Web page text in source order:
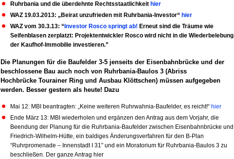
Ruhrbania und die überdehnte Rechtsstaatlichkeit hier
WAZ 19.03.2013: „Beirat unzufrieden mit Ruhrbania-Investor“ hier
WAZ vom 30.3.13: “ Investor Rosco springt ab! Erneut sind die Träume wie
Seifenblasen zerplatzt: Projektentwickler Rosco wird nicht in die Wiederbelebung
der Kaufhof-Immobilie investieren.”
Die Planungen für die Baufelder 3-5 jenseits der Eisenbahnbrücke und der
beschlossene Bau auch noch von Ruhrbania-Baulos 3 (Abriss
Hochbrücke Tourainer Ring und Ausbau Klöttschen) müssen aufgegeben
werden. Besser gestern als heute! Dazu
Mai 12: MBI beantragten: „Keine weiteren Ruhrwahnia-Baufelder, es reicht!“ hier
Ende März 13: MBI wiederholen und ergänzen den Antrag aus dem Vorjahr, die
Beendung der Planung für die Ruhrbania-Baufelder zwischen Eisenbahnbrücke und
Friedrich-Wilhelm-Hütte, ein baldiges Änderungsverfahren für den B-Plan
“Ruhrpromenade – Innenstadt I 31″ und ein Moratorium für Ruhrbania-Baulos 3 zu
beschließen. Der ganze Antrag hier